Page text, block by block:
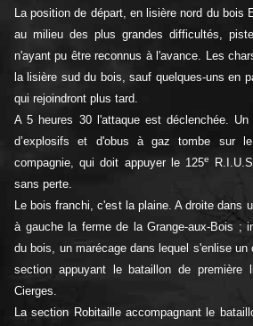
La position de départ, en lisière nord du bois
au milieu des plus grandes difficultés,
n'ayant pu être reconnus à l'avance. Les
la lisière sud du bois, sauf quelques-uns en
qui rejoindront plus tard.
A 5 heures 30 l'attaque est déclenchée.
d’explosifs et d'obus à gaz tombe sur
compagnie, qui doit appuyer le 125e
sans perte.
Le bois franchi, c'est la plaine. A droite dans
à gauche la ferme de la Grange-aux-Bois ;
du bois, un marécage dans lequel s'enlise
section appuyant le bataillon de première
Cierges.
La section Robitaille accompagnant le